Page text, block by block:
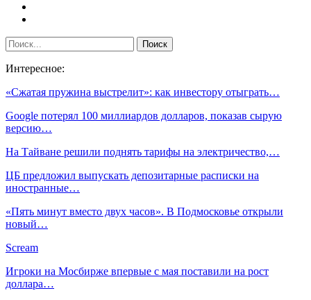
Интересное:
«Сжатая пружина выстрелит»: как инвестору отыграть…
Google потерял 100 миллиардов долларов, показав сырую
версию…
На Тайване решили поднять тарифы на электричество,…
ЦБ предложил выпускать депозитарные расписки на
иностранные…
«Пять минут вместо двух часов». В Подмосковье открыли
новый…
Scream
Игроки на Мосбирже впервые с мая поставили на рост
доллара…